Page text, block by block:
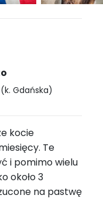
Gdańska)
kocie
Te
i pomimo wielu
około 3
na pastwę